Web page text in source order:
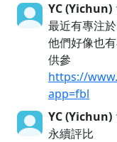
YC (Yichun)
最近有專注
他們好像也
供參
https://
app=fbl
YC (Yichun)
永續評比